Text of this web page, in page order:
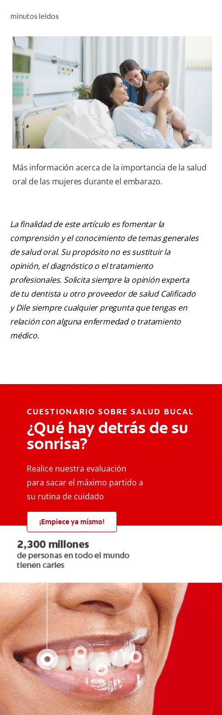
PROMOCIONES
SUSCRÍBASE
minutos leídos
Más información acerca de la importancia de la salud
oral de las mujeres durante el embarazo.
La finalidad de este artículo es fomentar la
comprensión y el conocimiento de temas generales
de salud oral. Su propósito no es sustituir la
opinión, el diagnóstico o el tratamiento
profesionales. Solicita siempre la opinión experta
de tu dentista u otro proveedor de salud Calificado
y Dile siempre cualquier pregunta que tengas en
relación con alguna enfermedad o tratamiento
médico.
CUESTIONARIO SOBRE SALUD BUCAL
¿Qué hay detrás de su
sonrisa?
Realice nuestra evaluación
para sacar el máximo partido a
su rutina de cuidado
¡Empiece ya mismo!